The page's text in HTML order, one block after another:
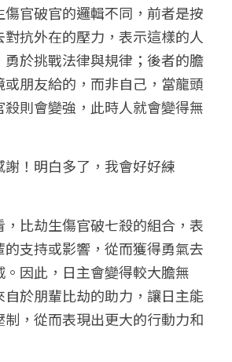
傷官破官的邏輯不同，前者是按
抗外在的壓力，表示這樣的人
於挑戰法律與規律；後者的膽
或朋友給的，而非自己，當龍頭
殺則會變強，此時人就會變得無
！明白多了，我會好好練
比劫生傷官破七殺的組合，表
的支持或影響，從而獲得勇氣去
因此，日主會變得較大膽無
於朋輩比劫的助力，讓日主能
制，從而表現出更大的行動力和